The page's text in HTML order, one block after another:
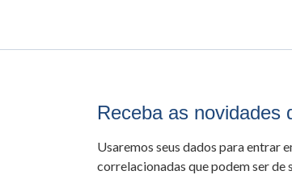
Receba as novidades
Usaremos seus dados para entrar
correlacionadas que podem ser de